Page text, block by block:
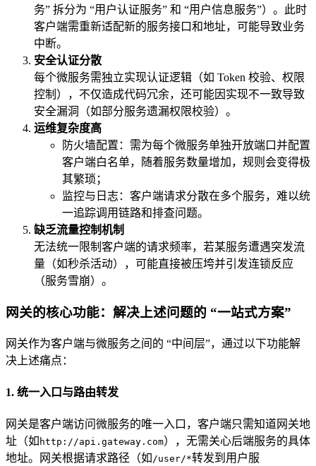
务” 拆分为 “用户认证服务” 和 “用户信息服务”）。此时
客户端需重新适配新的服务接口和地址，可能导致业务
中断。
安全认证分散
每个微服务需独立实现认证逻辑（如 Token 校验、权限
控制），不仅造成代码冗余，还可能因实现不一致导致
安全漏洞（如部分服务遗漏权限校验）。
运维复杂度高
防火墙配置：需为每个微服务单独开放端口并配置
客户端白名单，随着服务数量增加，规则会变得极
其繁琐；
监控与日志：客户端请求分散在多个服务，难以统
一追踪调用链路和排查问题。
缺乏流量控制机制
无法统一限制客户端的请求频率，若某服务遭遇突发流
量（如秒杀活动），可能直接被压垮并引发连锁反应
（服务雪崩）。
网关的核心功能：解决上述问题的 “一站式方案”
网关作为客户端与微服务之间的 “中间层”，通过以下功能解
决上述痛点：
1. 统一入口与路由转发
网关是客户端访问微服务的唯一入口，客户端只需知道网关地
址（如 http://api.gateway.com），无需关心后端服务的具体
地址。网关根据请求路径（如 /user/*转发到用户服